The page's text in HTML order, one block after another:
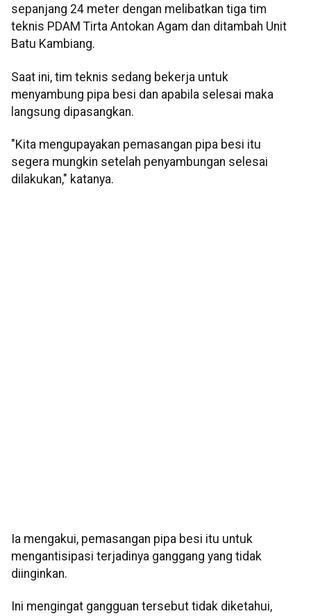
sepanjang 24 meter dengan melibatkan tiga tim
teknis PDAM Tirta Antokan Agam dan ditambah Unit
Batu Kambiang.
Saat ini, tim teknis sedang bekerja untuk
menyambung pipa besi dan apabila selesai maka
langsung dipasangkan.
"Kita mengupayakan pemasangan pipa besi itu
segera mungkin setelah penyambungan selesai
dilakukan," katanya.
Ia mengakui, pemasangan pipa besi itu untuk
mengantisipasi terjadinya ganggang yang tidak
diinginkan.
Ini mengingat gangguan tersebut tidak diketahui,